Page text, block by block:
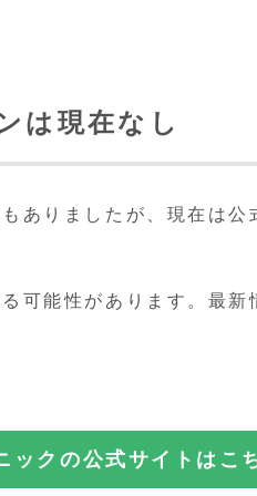
は現在なし
ありましたが、現在は公
可能性があります。最新
ックの公式サイトはこ